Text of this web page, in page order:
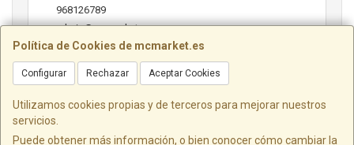
Política de Cookies de mcmarket.es
Configurar Rechazar Aceptar Cookies
Utilizamos cookies propias y de terceros para mejorar nuestros
servicios.
Puede obtener más información, o bien conocer cómo cambiar la
968126789
admin@mcmarket.es
Horario
09:00-14:00